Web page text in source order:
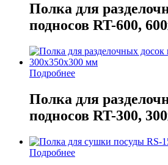
Полка для
подносов RT-600,
Подробнее
Полка для
подносов RT-300,
Подробнее